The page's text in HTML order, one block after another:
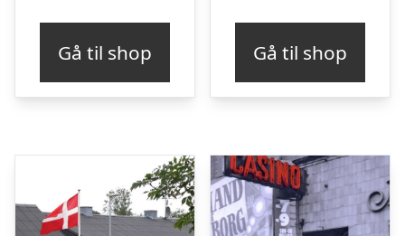
Gå til shop Gå til shop